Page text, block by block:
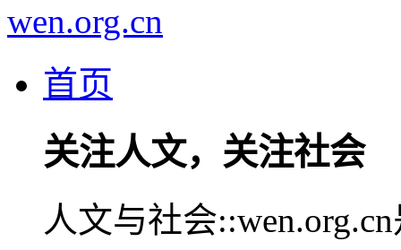
wen.org.cn
首页
关注人文，关注社会
人文与社会